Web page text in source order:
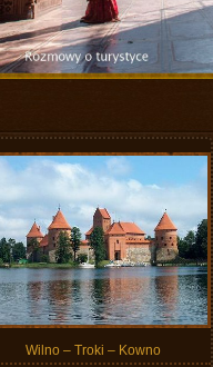
Wilno – Troki – Kowno